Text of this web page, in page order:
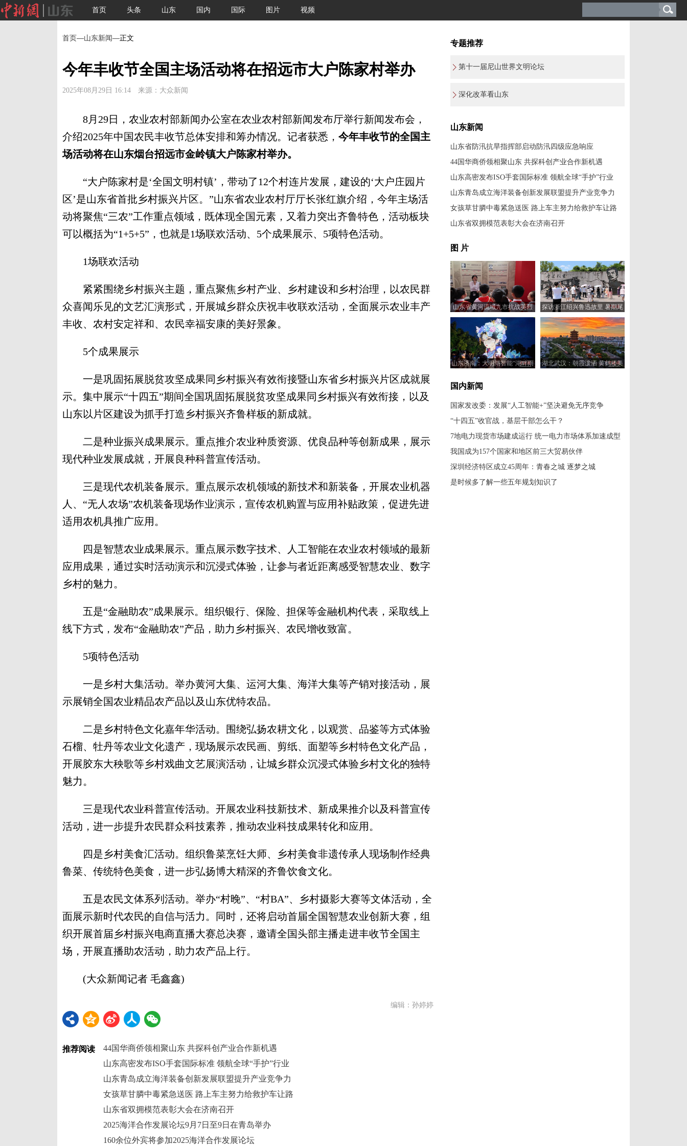
首页 头条 山东 国内 国际 图片 视频
首页—山东新闻—正文
今年丰收节全国主场活动将在招远市大户陈家村举办
2025年08月29日 16:14 来源：大众新闻
8月29日，农业农村部新闻办公室在农业农村部新闻发布厅举行新闻发布会，
介绍2025年中国农民丰收节总体安排和筹办情况。记者获悉， 今年丰收节的全国主
场活动将在山东烟台招远市金岭镇大户陈家村举办。
“大户陈家村是‘全国文明村镇’，带动了12个村连片发展，建设的‘大户庄园片
区’是山东省首批乡村振兴片区。”山东省农业农村厅厅长张红旗介绍，今年主场活
动将聚焦“三农”工作重点领域，既体现全国元素，又着力突出齐鲁特色，活动板块
可以概括为“1+5+5”，也就是1场联欢活动、5个成果展示、5项特色活动。
1场联欢活动
紧紧围绕乡村振兴主题，重点聚焦乡村产业、乡村建设和乡村治理，以农民群
众喜闻乐见的文艺汇演形式，开展城乡群众庆祝丰收联欢活动，全面展示农业丰产
丰收、农村安定祥和、农民幸福安康的美好景象。
5个成果展示
一是巩固拓展脱贫攻坚成果同乡村振兴有效衔接暨山东省乡村振兴片区成就展
示。集中展示“十四五”期间全国巩固拓展脱贫攻坚成果同乡村振兴有效衔接，以及
山东以片区建设为抓手打造乡村振兴齐鲁样板的新成就。
二是种业振兴成果展示。重点推介农业种质资源、优良品种等创新成果，展示
现代种业发展成就，开展良种科普宣传活动。
三是现代农机装备展示。重点展示农机领域的新技术和新装备，开展农业机器
人、“无人农场”农机装备现场作业演示，宣传农机购置与应用补贴政策，促进先进
适用农机具推广应用。
四是智慧农业成果展示。重点展示数字技术、人工智能在农业农村领域的最新
应用成果，通过实时活动演示和沉浸式体验，让参与者近距离感受智慧农业、数字
乡村的魅力。
五是“金融助农”成果展示。组织银行、保险、担保等金融机构代表，采取线上
线下方式，发布“金融助农”产品，助力乡村振兴、农民增收致富。
5项特色活动
一是乡村大集活动。举办黄河大集、运河大集、海洋大集等产销对接活动，展
示展销全国农业精品农产品以及山东优特农品。
二是乡村特色文化嘉年华活动。围绕弘扬农耕文化，以观赏、品鉴等方式体验
石榴、牡丹等农业文化遗产，现场展示农民画、剪纸、面塑等乡村特色文化产品，
开展胶东大秧歌等乡村戏曲文艺展演活动，让城乡群众沉浸式体验乡村文化的独特
魅力。
三是现代农业科普宣传活动。开展农业科技新技术、新成果推介以及科普宣传
活动，进一步提升农民群众科技素养，推动农业科技成果转化和应用。
四是乡村美食汇活动。组织鲁菜烹饪大师、乡村美食非遗传承人现场制作经典
鲁菜、传统特色美食，进一步弘扬博大精深的齐鲁饮食文化。
五是农民文体系列活动。举办“村晚”、“村BA”、乡村摄影大赛等文体活动，全
面展示新时代农民的自信与活力。同时，还将启动首届全国智慧农业创新大赛，组
织开展首届乡村振兴电商直播大赛总决赛，邀请全国头部主播走进丰收节全国主
场，开展直播助农活动，助力农产品上行。
(大众新闻记者 毛鑫鑫)
编辑：孙婷婷
推荐阅读
44国华商侨领相聚山东 共探科创产业合作新机遇
山东高密发布ISO手套国际标准 领航全球“手护”行业
山东青岛成立海洋装备创新发展联盟提升产业竞争力
女孩草甘膦中毒紧急送医 路上车主努力给救护车让路
山东省双拥模范表彰大会在济南召开
2025海洋合作发展论坛9月7日至9日在青岛举办
160余位外宾将参加2025海洋合作发展论坛
专题推荐
第十一届尼山世界文明论坛
深化改革看山东
山东新闻
山东省防汛抗旱指挥部启动防汛四级应急响应
44国华商侨领相聚山东 共探科创产业合作新机遇
山东高密发布ISO手套国际标准 领航全球“手护”行业
山东青岛成立海洋装备创新发展联盟提升产业竞争力
女孩草甘膦中毒紧急送医 路上车主努力给救护车让路
山东省双拥模范表彰大会在济南召开
图 片
山东省黄河流域九市抗战英烈
事迹展在济南开展
探访浙江绍兴鲁迅故里 暑期尾
声人气不减
山东济南：大明湖智能“湖畔雨
湖北武汉：朝霞泼洒 黄鹤楼美
国内新闻
国家发改委：发展“人工智能+”坚决避免无序竞争
“十四五”收官战，基层干部怎么干？
7地电力现货市场建成运行 统一电力市场体系加速成型
我国成为157个国家和地区前三大贸易伙伴
深圳经济特区成立45周年：青春之城 逐梦之城
是时候多了解一些五年规划知识了